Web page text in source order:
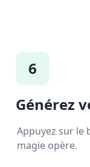
6
Générez
Appuyez sur le
magie opère.